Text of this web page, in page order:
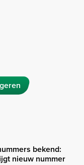
bekend:
nieuw nummer